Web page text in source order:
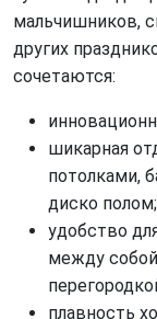
мальчишников,
других
сочетаются:
шикарная
потолками,
диско полом;
удобство
между
плавность